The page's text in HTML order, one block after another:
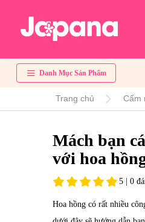
Danh Mục Sản Phẩm
Trang chủ Cẩm
Mách bạn
với hoa
5 | 0
Hoa hồng có rất nhiều